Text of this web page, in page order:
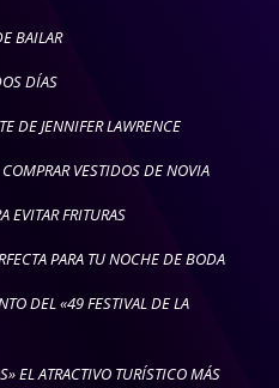
BAILAR
DÍAS
DE JENNIFER LAWRENCE
VESTIDOS DE NOVIA
EVITAR FRITURAS
PARA TU NOCHE DE BODA
DEL «49 FESTIVAL DE LA
EL ATRACTIVO TURÍSTICO MÁS